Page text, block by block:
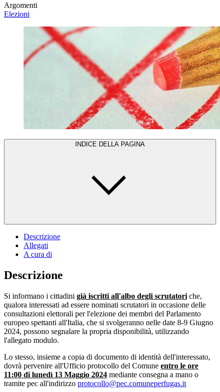
Argomenti
Elezioni
INDICE DELLA PAGINA
Descrizione
Allegati
A cura di
Descrizione
Si informano i cittadini già iscritti all'albo degli scrutatori che,
qualora interessati ad essere nominati scrutatori in occasione delle
consultazioni elettorali per l'elezione dei membri del Parlamento
europeo spettanti all'Italia, che si svolgeranno nelle date 8-9 Giugno
2024, possono segnalare la propria disponibilità, utilizzando
l'allegato modulo.
Lo stesso, insieme a copia di documento di identità dell'interessato,
dovrà pervenire all'Ufficio protocollo del Comune entro le ore
11:00 di lunedì 13 Maggio 2024 mediante consegna a mano o
tramite pec all'indirizzo protocollo@pec.comuneperfugas.it